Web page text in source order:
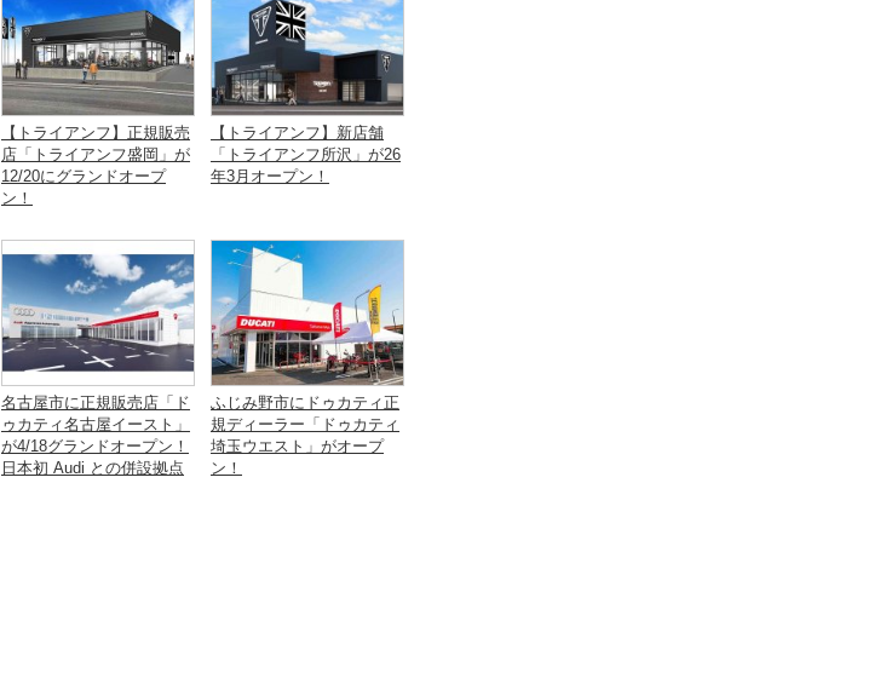
【トライアンフ】正規販売
店「トライアンフ盛岡」が
12/20にグランドオープ
ン！
【トライアンフ】新店舗
「トライアンフ所沢」が26
年3月オープン！
名古屋市に正規販売店「ド
ゥカティ名古屋イースト」
が4/18グランドオープン！
日本初 Audi との併設拠点
ふじみ野市にドゥカティ正
規ディーラー「ドゥカティ
埼玉ウエスト」がオープ
ン！